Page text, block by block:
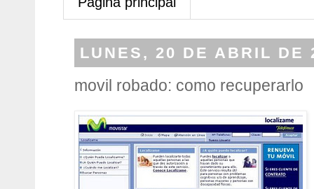
LUNES, 20 DE ABRIL DE
movil robado: como recuperarlo